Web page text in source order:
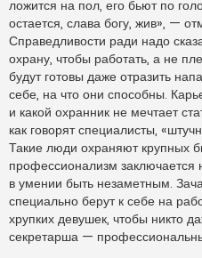
ложится на пол, его бьют по
остается, слава богу, жив», —
Справедливости ради надо
охрану, чтобы работать, а не
будут готовы даже отразить
себе, на что они способны.
и какой охранник не мечтает
как говорят специалисты,
Такие люди охраняют крупных
профессионализм заключается
в умении быть незаметным.
специально берут к себе на
хрупких девушек, чтобы никто
секретарша —